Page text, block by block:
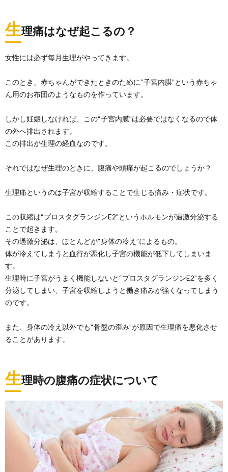
生理痛はなぜ起こるの？
女性には必ず毎月生理がやってきます。
このとき、赤ちゃんができたときのために“子宮内膜”という赤ちゃ
ん用のお布団のようなものを作っています。
しかし妊娠しなければ、この“子宮内膜”は必要ではなくなるので体
の外へ排出されます。
この排出が生理の経血なのです。
それではなぜ生理のときに、腹痛や頭痛が起こるのでしょうか？
生理痛というのは子宮が収縮することで生じる痛み・症状です。
この収縮は“プロスタグランジンE2”というホルモンが過激分泌する
ことで起きます。
その過激分泌は、ほとんどが“身体の冷え”によるもの。
体が冷えてしまうと血行が悪化し子宮の機能が低下してしまいま
す。
生理時に子宮がうまく機能しないと“プロスタグランジンE2”を多く
分泌してしまい、子宮を収縮しようと働き痛みが強くなってしまう
のです。
また、身体の冷え以外でも“骨盤の歪み”が原因で生理痛を悪化させ
ることがあります。
生理時の腹痛の症状について